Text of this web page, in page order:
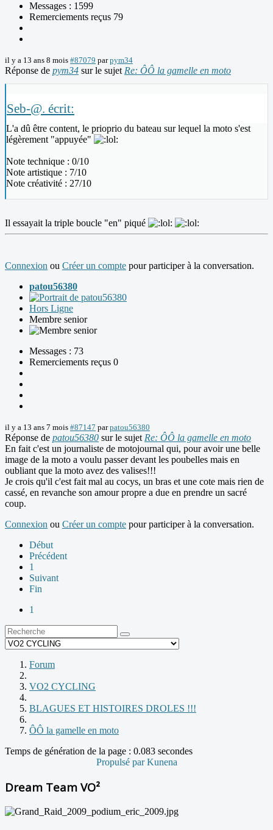
Messages : 1599
Remerciements reçus 79
il y a 13 ans 8 mois #87079 parpym34
Réponse de pym34 sur le sujet Re: ÔÔ la gamelle en moto
Seb-@. écrit:
L'a dû être content, le prioprio du bateau sur lequel la moto s'est
légèrement "appuyée"
Note technique : 0/10
Note artistique : 7/10
Note créativité : 27/10
Il essayait la triple boucle "en" piqué
Connexion ou Créer un compte pour participer à la conversation.
patou56380
Hors Ligne
Membre senior
Messages : 73
Remerciements reçus 0
il y a 13 ans 7 mois #87147 parpatou56380
Réponse de patou56380 sur le sujet Re: ÔÔ la gamelle en moto
En fait c'est un journaliste de motojournal qui, pour avoir une belle
image de la moto a voulu passer devant les poubelles mais en
oubliant que la moto avez des valises!!!
Je crois qu'il c'est fait mal au cocys, un bras et une cote mais rien de
cassé, en revanche son amour propre a due en prendre un sacré
coup.
Connexion ou Créer un compte pour participer à la conversation.
Début
Précédent
1
Suivant
Fin
1
Forum
VO2 CYCLING
BLAGUES ET HISTOIRES DROLES !!!
ÔÔ la gamelle en moto
Temps de génération de la page : 0.083 secondes
Propulsé parKunena
Dream Team VO²